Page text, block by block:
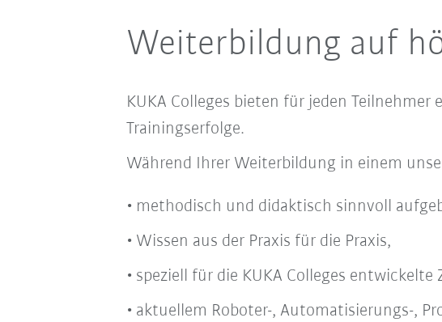
Weiterbildung auf
KUKA Colleges bieten für jeden
Trainingserfolge.
Während Ihrer Weiterbildung in einem
methodisch und didaktisch sinnvoll
Wissen aus der Praxis für die Praxis,
speziell für die KUKA Colleges entwickelte
aktuellem Roboter-, Automatisierungs-,